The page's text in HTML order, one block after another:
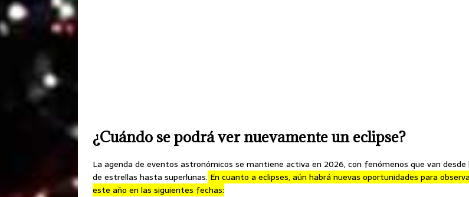
¿Cuándo se podrá ver nuevamente un eclipse?
La agenda de eventos astronómicos se mantiene activa en 2026, con fenómenos que van desde
de estrellas hasta superlunas. En cuanto a eclipses, aún habrá nuevas oportunidades para
este año en las siguientes fechas: